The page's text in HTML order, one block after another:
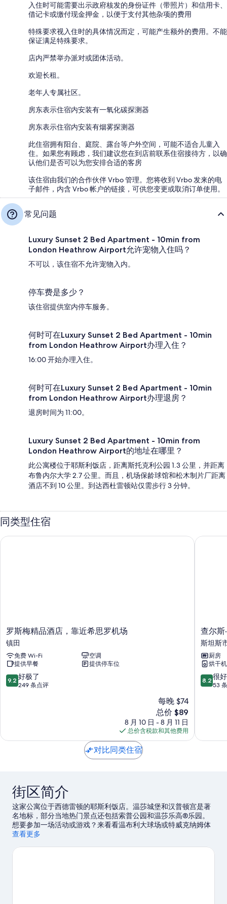
入住时可能需要出示政府核发的身份证件（带照片）和信用卡、
借记卡或缴付现金押金，以便于支付其他杂项的费用
特殊要求视入住时的具体情况而定，可能产生额外的费用。不能
保证满足特殊要求。
店内严禁举办派对或团体活动。
欢迎长租。
老年人专属社区。
房东表示住宿内安装有一氧化碳探测器
房东表示住宿内安装有烟雾探测器
此住宿拥有阳台、庭院、露台等户外空间，可能不适合儿童入
住。如果您有顾虑，我们建议您在到店前联系住宿接待方，以确
认他们是否可以为您安排合适的客房
该住宿由我们的合作伙伴 Vrbo 管理。您将收到 Vrbo 发来的电
子邮件，内含 Vrbo 帐户的链接，可供您变更或取消订单使用。
常见问题
Luxury Sunset 2 Bed Apartment - 10min from
London Heathrow Airport允许宠物入住吗？
不可以，该住宿不允许宠物入内。
停车费是多少？
该住宿提供室内停车服务。
何时可在Luxury Sunset 2 Bed Apartment - 10min
from London Heathrow Airport办理入住？
16:00 开始办理入住。
何时可在Luxury Sunset 2 Bed Apartment - 10min
from London Heathrow Airport办理退房？
退房时间为 11:00。
Luxury Sunset 2 Bed Apartment - 10min from
London Heathrow Airport的地址在哪里？
此公寓楼位于耶斯利饭店，距离斯托克利公园 1.3 公里，并距离
布鲁内尔大学 2.7 公里。而且，机场保龄球馆和松木制片厂距离
酒店不到 10 公里。到达西杜雷顿站仅需步行 3 分钟。
同类型住宿
罗
斯
梅
精
品
酒
店，
机
罗斯梅精品酒店，靠近希思罗机场
镇田
免费 Wi-Fi
空调
提供早餐
提供停车位
9.2
分，
了，
9.2 好极了
249 条点评
每晚 $74
新
价
格
$89
总价 $89
8 月 10 日 - 8 月 11 日
总价含税款和其他费用
罗斯梅精品酒店，靠近希思罗机场
查
尔
斯
·
霍
普
斯
斯
查尔斯
斯坦斯
厨房
烘干机
8.2
分，
53
8.2 很好
53
查尔斯·
对比同类住宿
街区简介
这家公寓位于西德雷顿的耶斯利饭店。温莎城堡和汉普顿宫是著
名地标，部分当地热门景点还包括索普公园和温莎乐高®乐园。
想要参加一场活动或游戏？来看看温布利大球场或特威克纳姆体
育场都有哪些好玩的。
查看伦敦的更多公寓
查看更多